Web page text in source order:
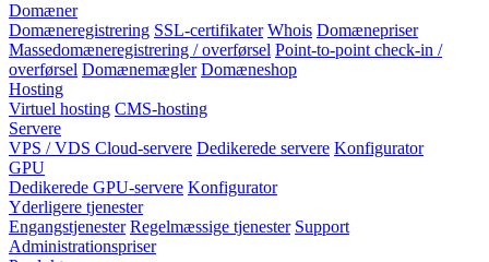
Domæner
Domæneregistrering SSL-certifikater Whois Domænepriser
Massedomæneregistrering / overførsel Point-to-point check-in /
overførsel Domænemægler Domæneshop
Hosting
Virtuel hosting CMS-hosting
Servere
VPS / VDS Cloud-servere Dedikerede servere Konfigurator
GPU
Dedikerede GPU-servere Konfigurator
Yderligere tjenester
Engangstjenester Regelmæssige tjenester Support
Administrationspriser